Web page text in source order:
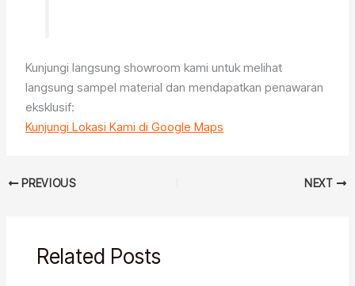
Kunjungi langsung showroom kami untuk melihat
langsung sampel material dan mendapatkan penawaran
eksklusif:
Kunjungi Lokasi Kami di Google Maps
PREVIOUS NEXT
Related Posts